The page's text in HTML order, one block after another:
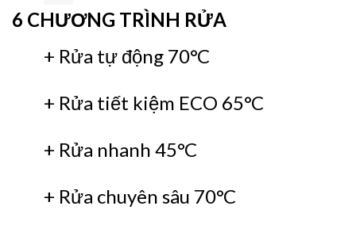
6 CHƯƠNG TRÌNH RỬA
+ Rửa tự động 70°C
+ Rửa tiết kiệm ECO 65°C
+ Rửa nhanh 45°C
+ Rửa chuyên sâu 70°C